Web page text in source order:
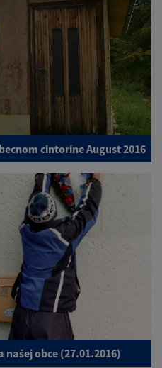
cintoríne August 2016
obce (27.01.2016)